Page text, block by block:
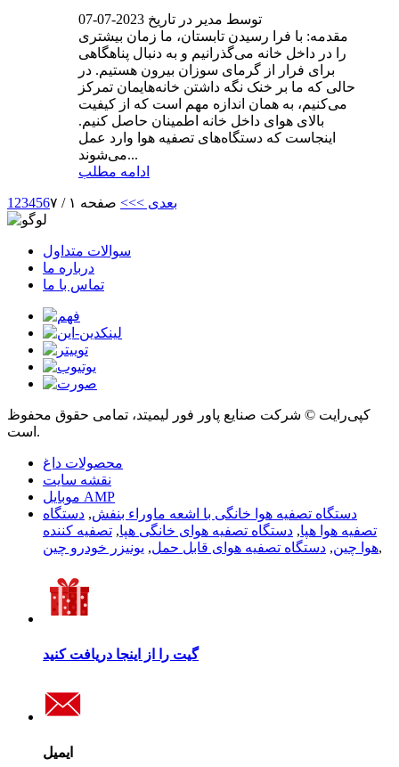
توسط مدیر در تاریخ 2023-07-07
مقدمه: با فرا رسیدن تابستان، ما زمان بیشتری
را در داخل خانه می‌گذرانیم و به دنبال پناهگاهی
برای فرار از گرمای سوزان بیرون هستیم. در
حالی که ما بر خنک نگه داشتن خانه‌هایمان تمرکز
می‌کنیم، به همان اندازه مهم است که از کیفیت
بالای هوای داخل خانه اطمینان حاصل کنیم.
اینجاست که دستگاه‌های تصفیه هوا وارد عمل
می‌شوند...
ادامه مطلب
1 23456 بعدی >>> صفحه ۱ / ۷
سوالات متداول
درباره ما
تماس با ما
کپی‌رایت © شرکت صنایع پاور فور لیمیتد، تمامی حقوق محفوظ
است.
محصولات داغ
نقشه سایت
موبایل AMP
دستگاه تصفیه هوا خانگی با اشعه ماوراء بنفش, دستگاه
تصفیه هوا هپا, دستگاه تصفیه هوای خانگی هپا, تصفیه کننده
هوا چین, دستگاه تصفیه هوای قابل حمل, یونیزر خودرو چین ,
گیت را از اینجا دریافت کنید
ایمیل